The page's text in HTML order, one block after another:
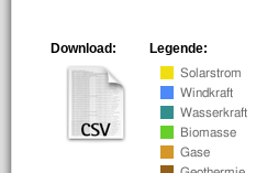
Legende:
Download: